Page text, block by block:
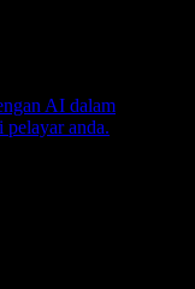
AI dalam
pelayar anda.